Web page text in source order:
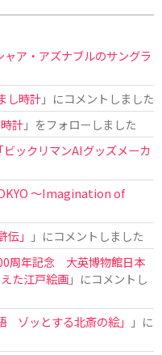
ア・アズナブルのサングラ
し時計」にコメントしました
計」をフォローしました
ックリマンAIグッズメーカ
〜Imagination of
」
」にコメントしました
周年記念 大英博物館日本
た江戸絵画」にコメントし
ゾッとする北斎の絵」
」に